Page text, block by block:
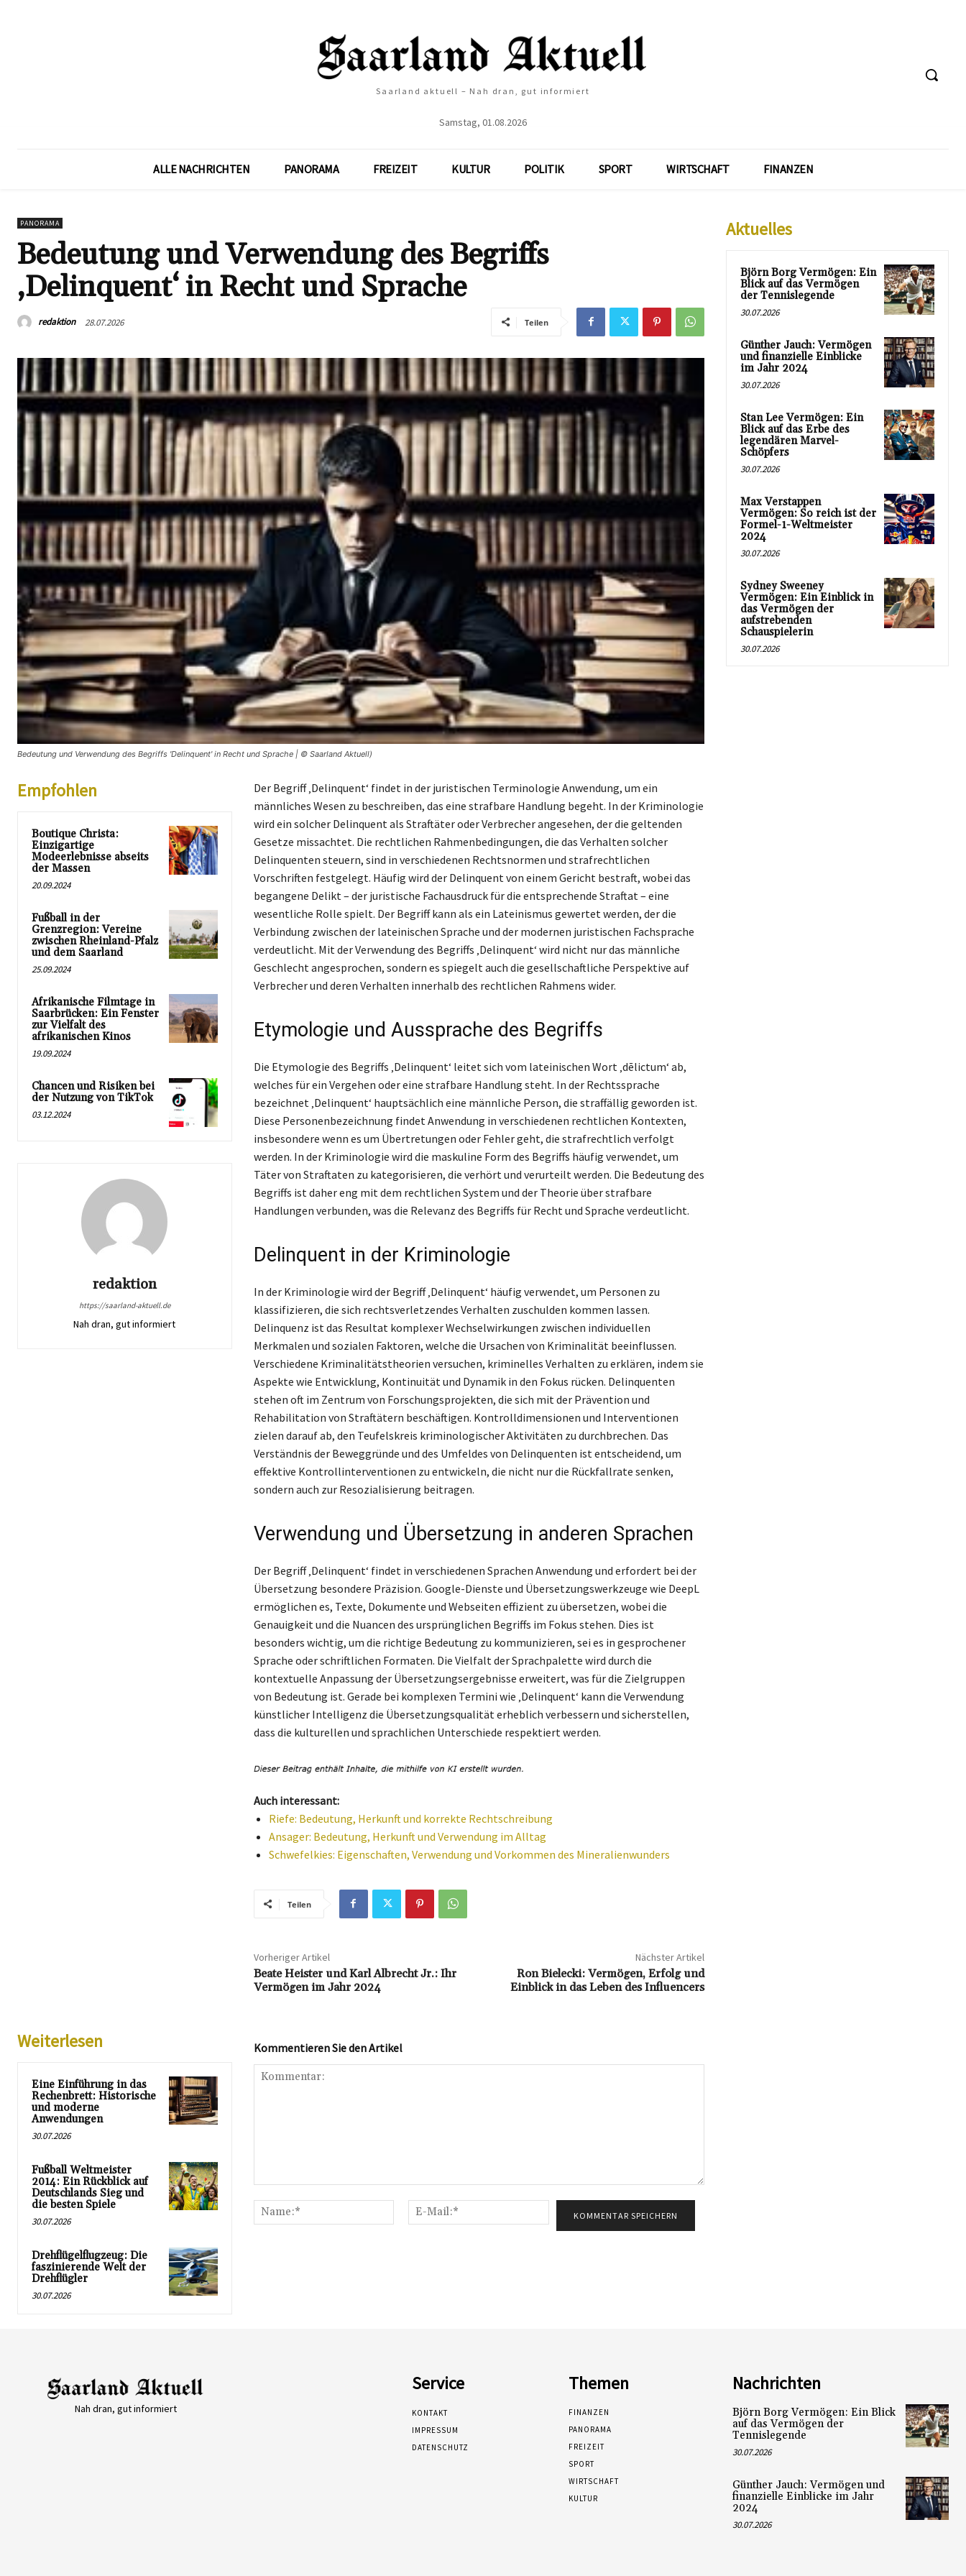
Saarland aktuell – Nah dran, gut informiert
Samstag, 01.08.2026
ALLE NACHRICHTEN PANORAMA FREIZEIT KULTUR POLITIK SPORT WIRTSCHAFT FINANZEN
PANORAMA
Bedeutung und Verwendung des Begriffs
‚Delinquent‘ in Recht und Sprache
redaktion 28.07.2026 Teilen
Bedeutung und Verwendung des Begriffs 'Delinquent' in Recht und Sprache | © Saarland Aktuell)
Empfohlen
Boutique Christa:
Einzigartige
Modeerlebnisse abseits
der Massen
20.09.2024
Fußball in der
Grenzregion: Vereine
zwischen Rheinland-Pfalz
und dem Saarland
25.09.2024
Afrikanische Filmtage in
Saarbrücken: Ein Fenster
zur Vielfalt des
afrikanischen Kinos
19.09.2024
Chancen und Risiken bei
der Nutzung von TikTok
03.12.2024
redaktion
https://saarland-aktuell.de
Nah dran, gut informiert
Der Begriff ‚Delinquent‘ findet in der juristischen Terminologie Anwendung, um ein
männliches Wesen zu beschreiben, das eine strafbare Handlung begeht. In der Kriminologie
wird ein solcher Delinquent als Straftäter oder Verbrecher angesehen, der die geltenden
Gesetze missachtet. Die rechtlichen Rahmenbedingungen, die das Verhalten solcher
Delinquenten steuern, sind in verschiedenen Rechtsnormen und strafrechtlichen
Vorschriften festgelegt. Häufig wird der Delinquent von einem Gericht bestraft, wobei das
begangene Delikt – der juristische Fachausdruck für die entsprechende Straftat – eine
wesentliche Rolle spielt. Der Begriff kann als ein Lateinismus gewertet werden, der die
Verbindung zwischen der lateinischen Sprache und der modernen juristischen Fachsprache
verdeutlicht. Mit der Verwendung des Begriffs ‚Delinquent‘ wird nicht nur das männliche
Geschlecht angesprochen, sondern es spiegelt auch die gesellschaftliche Perspektive auf
Verbrecher und deren Verhalten innerhalb des rechtlichen Rahmens wider.
Etymologie und Aussprache des Begriffs
Die Etymologie des Begriffs ‚Delinquent‘ leitet sich vom lateinischen Wort ‚dēlictum‘ ab,
welches für ein Vergehen oder eine strafbare Handlung steht. In der Rechtssprache
bezeichnet ‚Delinquent‘ hauptsächlich eine männliche Person, die straffällig geworden ist.
Diese Personenbezeichnung findet Anwendung in verschiedenen rechtlichen Kontexten,
insbesondere wenn es um Übertretungen oder Fehler geht, die strafrechtlich verfolgt
werden. In der Kriminologie wird die maskuline Form des Begriffs häufig verwendet, um
Täter von Straftaten zu kategorisieren, die verhört und verurteilt werden. Die Bedeutung des
Begriffs ist daher eng mit dem rechtlichen System und der Theorie über strafbare
Handlungen verbunden, was die Relevanz des Begriffs für Recht und Sprache verdeutlicht.
Delinquent in der Kriminologie
In der Kriminologie wird der Begriff ‚Delinquent‘ häufig verwendet, um Personen zu
klassifizieren, die sich rechtsverletzendes Verhalten zuschulden kommen lassen.
Delinquenz ist das Resultat komplexer Wechselwirkungen zwischen individuellen
Merkmalen und sozialen Faktoren, welche die Ursachen von Kriminalität beeinflussen.
Verschiedene Kriminalitätstheorien versuchen, kriminelles Verhalten zu erklären, indem sie
Aspekte wie Entwicklung, Kontinuität und Dynamik in den Fokus rücken. Delinquenten
stehen oft im Zentrum von Forschungsprojekten, die sich mit der Prävention und
Rehabilitation von Straftätern beschäftigen. Kontrolldimensionen und Interventionen
zielen darauf ab, den Teufelskreis kriminologischer Aktivitäten zu durchbrechen. Das
Verständnis der Beweggründe und des Umfeldes von Delinquenten ist entscheidend, um
effektive Kontrollinterventionen zu entwickeln, die nicht nur die Rückfallrate senken,
sondern auch zur Resozialisierung beitragen.
Verwendung und Übersetzung in anderen Sprachen
Der Begriff ‚Delinquent‘ findet in verschiedenen Sprachen Anwendung und erfordert bei der
Übersetzung besondere Präzision. Google-Dienste und Übersetzungswerkzeuge wie DeepL
ermöglichen es, Texte, Dokumente und Webseiten effizient zu übersetzen, wobei die
Genauigkeit und die Nuancen des ursprünglichen Begriffs im Fokus stehen. Dies ist
besonders wichtig, um die richtige Bedeutung zu kommunizieren, sei es in gesprochener
Sprache oder schriftlichen Formaten. Die Vielfalt der Sprachpalette wird durch die
kontextuelle Anpassung der Übersetzungsergebnisse erweitert, was für die Zielgruppen
von Bedeutung ist. Gerade bei komplexen Termini wie ‚Delinquent‘ kann die Verwendung
künstlicher Intelligenz die Übersetzungsqualität erheblich verbessern und sicherstellen,
dass die kulturellen und sprachlichen Unterschiede respektiert werden.
Auch interessant:
Riefe: Bedeutung, Herkunft und korrekte Rechtschreibung
Ansager: Bedeutung, Herkunft und Verwendung im Alltag
Schwefelkies: Eigenschaften, Verwendung und Vorkommen des Mineralienwunders
Teilen
Vorheriger Artikel
Beate Heister und Karl Albrecht Jr.: Ihr
Vermögen im Jahr 2024
Nächster Artikel
Ron Bielecki: Vermögen, Erfolg und
Einblick in das Leben des Influencers
Weiterlesen
Eine Einführung in das
Rechenbrett: Historische
und moderne
Anwendungen
30.07.2026
Fußball Weltmeister
2014: Ein Rückblick auf
Deutschlands Sieg und
die besten Spiele
30.07.2026
Drehflügelflugzeug: Die
faszinierende Welt der
Drehflügler
30.07.2026
Kommentieren Sie den Artikel
Name:*
Mail:*
Aktuelles
Björn Borg Vermögen: Ein
Blick auf das Vermögen
der Tennislegende
30.07.2026
Günther Jauch: Vermögen
und finanzielle Einblicke
im Jahr 2024
30.07.2026
Stan Lee Vermögen: Ein
Blick auf das Erbe des
legendären Marvel-
Schöpfers
30.07.2026
Max Verstappen
Vermögen: So reich ist der
Formel-1-Weltmeister
2024
30.07.2026
Sydney Sweeney
Vermögen: Ein Einblick in
das Vermögen der
aufstrebenden
Schauspielerin
30.07.2026
Nah dran, gut informiert
Service
KONTAKT
IMPRESSUM
DATENSCHUTZ
Themen
FINANZEN
PANORAMA
FREIZEIT
SPORT
WIRTSCHAFT
KULTUR
Nachrichten
Björn Borg Vermögen: Ein Blick
auf das Vermögen der
Tennislegende
30.07.2026
Günther Jauch: Vermögen und
finanzielle Einblicke im Jahr
2024
30.07.2026